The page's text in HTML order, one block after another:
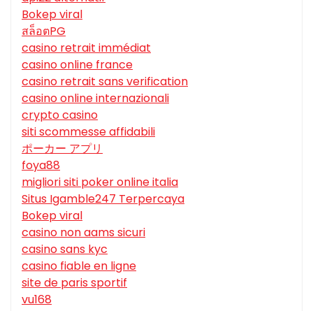
Bokep viral
สล็อตPG
casino retrait immédiat
casino online france
casino retrait sans verification
casino online internazionali
crypto casino
siti scommesse affidabili
ポーカー アプリ
foya88
migliori siti poker online italia
Situs Igamble247 Terpercaya
Bokep viral
casino non aams sicuri
casino sans kyc
casino fiable en ligne
site de paris sportif
vu168